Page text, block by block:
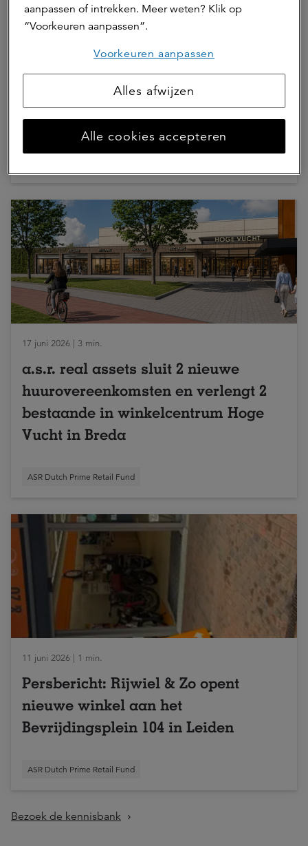
30 juni 2026 | 1 min.
Kim Rimmelzwaan nieuwe asset
manager Retail bij a.s.r. real assets
17 juni 2026 | 3 min.
a.s.r. real assets sluit 2 nieuwe
huurovereenkomsten en verlengt 2
bestaande in winkelcentrum Hoge
Vucht in Breda
ASR Dutch Prime Retail Fund
11 juni 2026 | 1 min.
Persbericht: Rijwiel & Zo opent
nieuwe winkel aan het
Bevrijdingsplein 104 in Leiden
ASR Dutch Prime Retail Fund
Bezoek de kennisbank
aanpassen of intrekken. Meer weten? Klik op
“Voorkeuren aanpassen”.
Voorkeuren aanpassen
Alles afwijzen
Alle cookies accepteren